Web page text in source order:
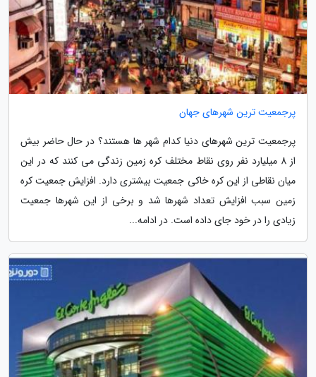
پرجمعیت ترین شهرهای جهان
پرجمعیت ترین شهرهای دنیا کدام شهر ها هستند؟ در حال حاضر بیش
از 8 میلیارد نفر روی نقاط مختلف کره زمین زندگی می کنند که در این
میان نقاطی از این کره خاکی جمعیت بیشتری دارد. افزایش جمعیت کره
زمین سبب افزایش تعداد شهرها شد و برخی از این شهرها جمعیت
زیادی را در خود جای داده است. در ادامه...